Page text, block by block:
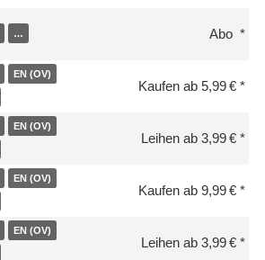
… Abo
EN (OV)
Kaufen ab 5,99 €
EN (OV)
Leihen ab 3,99 €
EN (OV)
Kaufen ab 9,99 €
EN (OV)
Leihen ab 3,99 €